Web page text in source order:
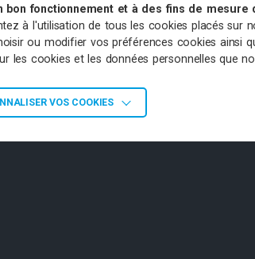
fonctionnement et à des fins de
à l'utilisation de tous les cookies placés
ou modifier vos préférences cookies ainsi
les cookies et les données personnelles que
VOS COOKIES